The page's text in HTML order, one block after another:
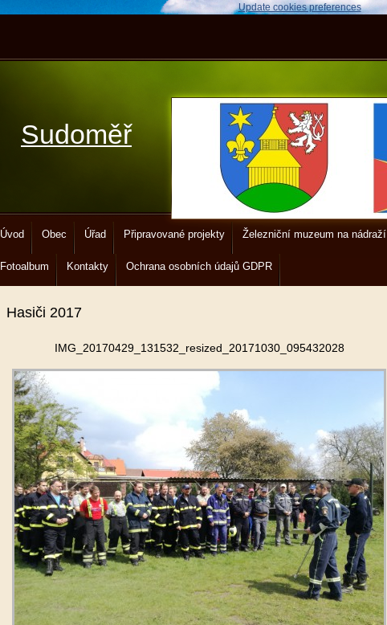
Update cookies preferences
Sudoměř
Úvod Obec Úřad Připravované projekty Železniční muzeum na nádraží
Fotoalbum Kontakty Ochrana osobních údajů GDPR
Hasiči 2017
IMG_20170429_131532_resized_20171030_095432028